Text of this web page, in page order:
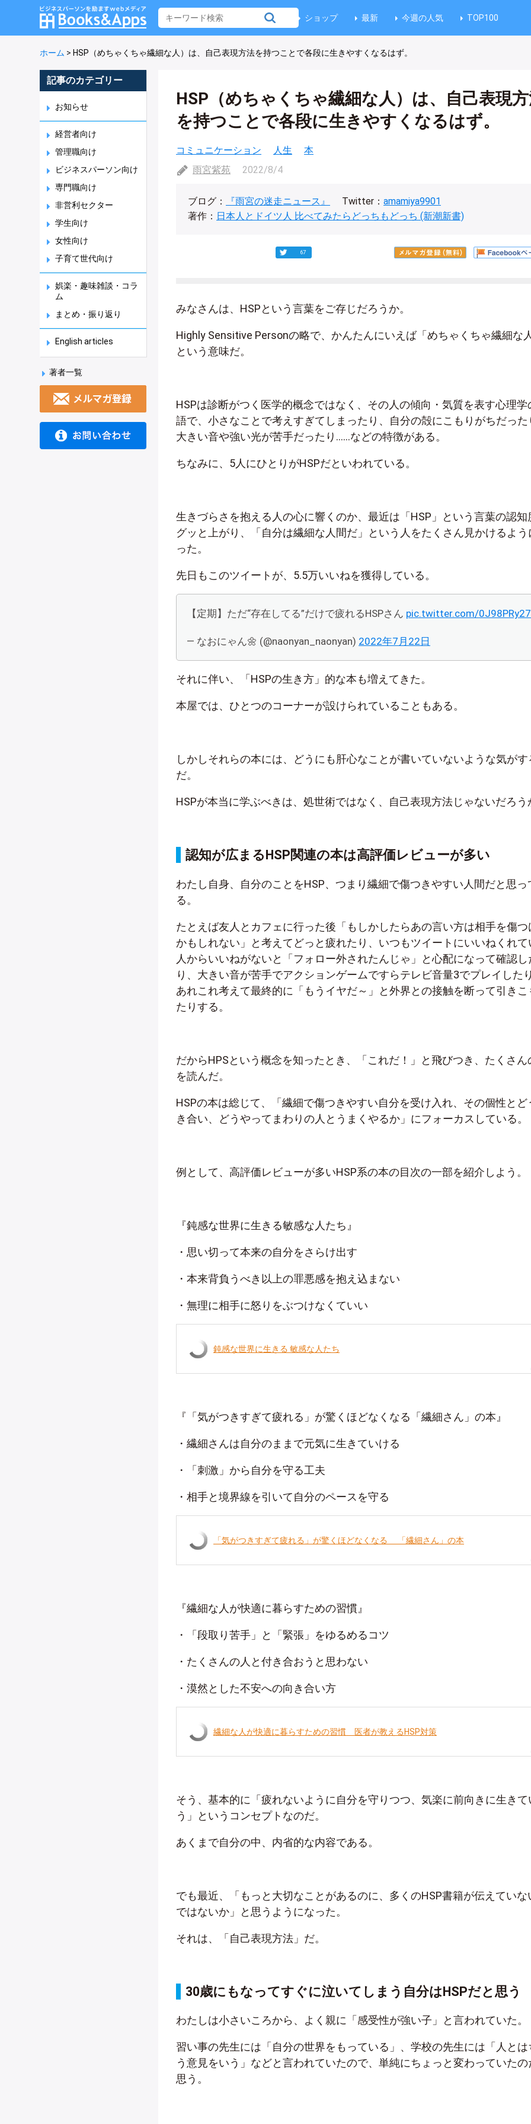
ショップ 最新 今週の人気 TOP100
ホーム > HSP（めちゃくちゃ繊細な人）は、自己表現方法を持つことで各段に生きやすくなるはず。
記事のカテゴリー
お知らせ
経営者向け
管理職向け
ビジネスパーソン向け
専門職向け
非営利セクター
学生向け
女性向け
子育て世代向け
娯楽・趣味雑談・コラ
ム
まとめ・振り返り
English articles
著者一覧
HSP（めちゃくちゃ繊細な人）は、自己表現
を持つことで各段に生きやすくなるはず。
コミュニケーション 人生
本
雨宮紫苑
2022/8/4
ブログ： 『雨宮の迷走ニュース』 Twitter： amamiya9901
著作： 日本人とドイツ人 比べてみたらどっちもどっち (新潮新書)
67
みなさんは、HSPという言葉をご存じだろうか。
Highly Sensitive Personの略で、かんたんにいえば「めちゃくちゃ繊細な
という意味だ。
HSPは診断がつく医学的概念ではなく、その人の傾向・気質を表す心理学
語で、小さなことで考えすぎてしまったり、自分の殻にこもりがちだった
大きい音や強い光が苦手だったり……などの特徴がある。
ちなみに、5人にひとりがHSPだといわれている。
生きづらさを抱える人の心に響くのか、最近は「HSP」という言葉の認知
グッと上がり、「自分は繊細な人間だ」という人をたくさん見かけるよう
った。
先日もこのツイートが、5.5万いいねを獲得している。
【定期】ただ“存在してる”だけで疲れるHSPさん pic.twitter.com/
— なおにゃん🌼 (@naonyan_naonyan) 2022年7月22日
それに伴い、「HSPの生き方」的な本も増えてきた。
本屋では、ひとつのコーナーが設けられていることもある。
しかしそれらの本には、どうにも肝心なことが書いていないような気がす
だ。
HSPが本当に学ぶべきは、処世術ではなく、自己表現方法じゃないだろう
認知が広まるHSP関連の本は高評価レビューが多い
わたし自身、自分のことをHSP、つまり繊細で傷つきやすい人間だと思っ
る。
たとえば友人とカフェに行った後「もしかしたらあの言い方は相手を傷つ
かもしれない」と考えてどっと疲れたり、いつもツイートにいいねくれて
人からいいねがないと「フォロー外されたんじゃ」と心配になって確認し
り、大きい音が苦手でアクションゲームですらテレビ音量3でプレイした
あれこれ考えて最終的に「もうイヤだ～」と外界との接触を断って引きこ
たりする。
だからHPSという概念を知ったとき、「これだ！」と飛びつき、たくさん
を読んだ。
HSPの本は総じて、「繊細で傷つきやすい自分を受け入れ、その個性とど
き合い、どうやってまわりの人とうまくやるか」にフォーカスしている。
例として、高評価レビューが多いHSP系の本の目次の一部を紹介しよう。
『鈍感な世界に生きる敏感な人たち』
・思い切って本来の自分をさらけ出す
・本来背負うべき以上の罪悪感を抱え込まない
・無理に相手に怒りをぶつけなくていい
鈍感な世界に生きる 敏感な人たち
『「気がつきすぎて疲れる」が驚くほどなくなる「繊細さん」の本』
・繊細さんは自分のままで元気に生きていける
・「刺激」から自分を守る工夫
・相手と境界線を引いて自分のペースを守る
「気がつきすぎて疲れる」が驚くほどなくなる 「繊細さん」の本
『繊細な人が快適に暮らすための習慣』
・「段取り苦手」と「緊張」をゆるめるコツ
・たくさんの人と付き合おうと思わない
・漠然とした不安への向き合い方
繊細な人が快適に暮らすための習慣 医者が教えるHSP対策
そう、基本的に「疲れないように自分を守りつつ、気楽に前向きに生きて
う」というコンセプトなのだ。
あくまで自分の中、内省的な内容である。
でも最近、「もっと大切なことがあるのに、多くのHSP書籍が伝えていな
ではないか」と思うようになった。
それは、「自己表現方法」だ。
30歳にもなってすぐに泣いてしまう自分はHSPだと思う
わたしは小さいころから、よく親に「感受性が強い子」と言われていた。
習い事の先生には「自分の世界をもっている」、学校の先生には「人とは
う意見をいう」などと言われていたので、単純にちょっと変わっていたの
思う。